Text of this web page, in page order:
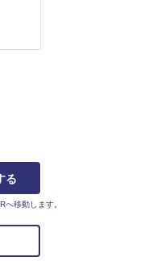
る
移動します。